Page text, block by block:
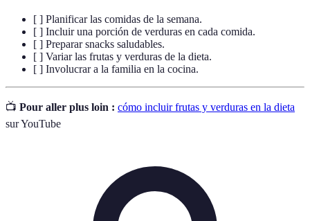
[ ] Planificar las comidas de la semana.
[ ] Incluir una porción de verduras en cada comida.
[ ] Preparar snacks saludables.
[ ] Variar las frutas y verduras de la dieta.
[ ] Involucrar a la familia en la cocina.
📺 Pour aller plus loin : cómo incluir frutas y verduras en la dieta
sur YouTube